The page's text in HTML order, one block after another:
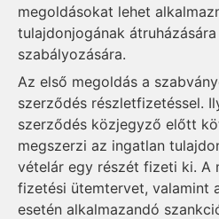
megoldásokat lehet
tulajdonjogának
szabályozására.
Az első megoldás a
szerződés részletfizetéssel.
szerződés közjegyző előtt
megszerzi az ingatlan
vételár egy részét fizeti ki. A
fizetési ütemtervet, valamint
esetén alkalmazandó